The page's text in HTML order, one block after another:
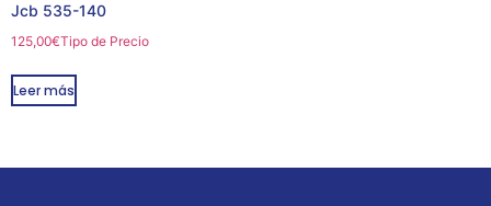
Jcb 535-140
125,00€Tipo de Precio
Leer más